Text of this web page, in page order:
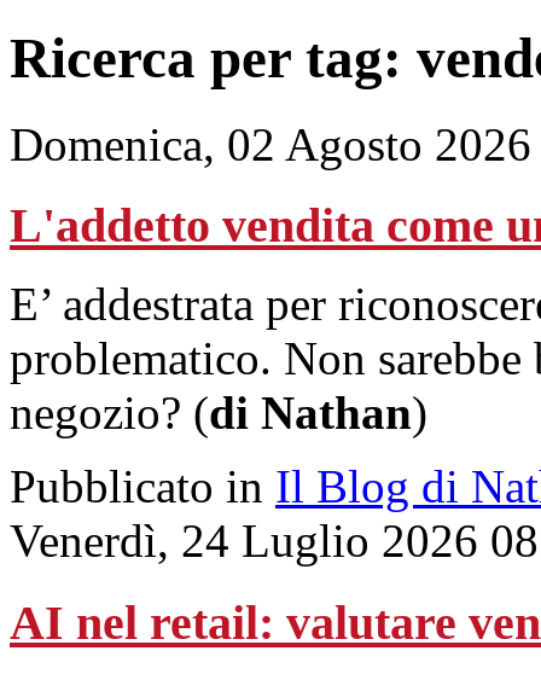
Ricerca per tag:
Domenica, 02 Agosto
L'addetto vendita come
E’ addestrata per
problematico. Non sarebbe
negozio? (di Nathan)
Pubblicato in Il Blog di
Venerdì, 24 Luglio 2026
AI nel retail: valutare